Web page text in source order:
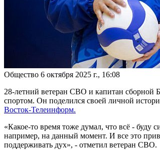
Общество 6 октября 2025 г., 16:08
28-летний ветеран СВО и капитан сборной
спортом. Он поделился своей личной
Восток-Телеинформ.
«Какое-то время тоже думал, что всё - буду
например, на данный момент. И все это
поддерживать дух», - отметил ветеран СВО.